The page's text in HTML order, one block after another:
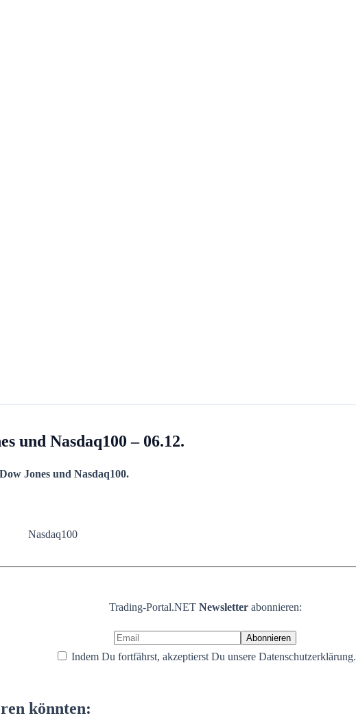
und Nasdaq100 – 06.12.
Jones und Nasdaq100.
Nasdaq100
Trading-Portal.NET Newsletter abonnieren:
Indem Du fortfährst, akzeptierst Du unsere Datenschutzerklärung.
könnten: